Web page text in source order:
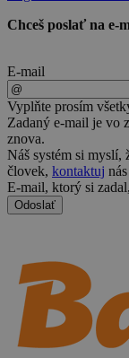
Chceš poslať na e-
E-mail
Vyplňte prosím
Zadaný e-mail je vo
znova.
Náš systém si myslí,
človek, kontaktuj
E-mail, ktorý si
Odoslať